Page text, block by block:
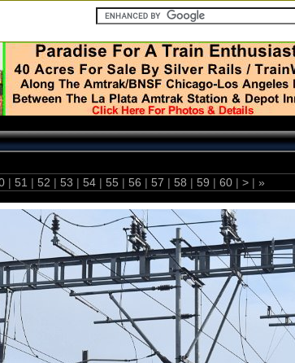
| 51 | 52 | 53 | 54 | 55 | 56 | 57 | 58 | 59 | 60 | > | »